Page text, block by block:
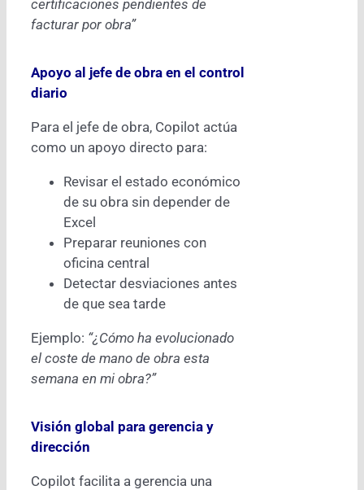
certificaciones pendientes de
facturar por obra”
Apoyo al jefe de obra en el control
diario
Para el jefe de obra, Copilot actúa
como un apoyo directo para:
Revisar el estado económico
de su obra sin depender de
Excel
Preparar reuniones con
oficina central
Detectar desviaciones antes
de que sea tarde
Ejemplo: “¿Cómo ha evolucionado
el coste de mano de obra esta
semana en mi obra?”
Visión global para gerencia y
dirección
Copilot facilita a gerencia una